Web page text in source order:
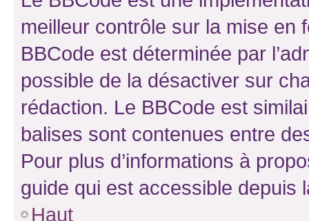
meilleur contrôle sur la mise en
BBCode est déterminée par
possible de la désactiver sur
rédaction. Le BBCode est
balises sont contenues entre
Pour plus d’informations à
guide qui est accessible depuis
Haut